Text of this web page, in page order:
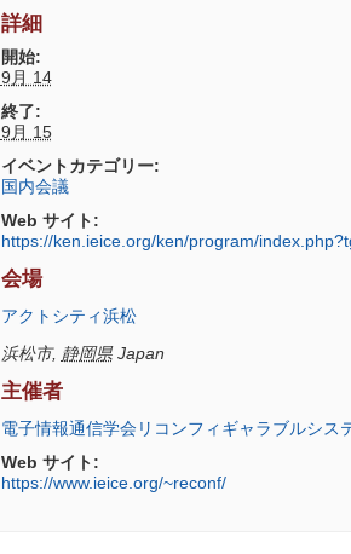
詳細
開始:
9月 14
終了:
9月 15
イベントカテゴリー:
国内会議
Web サイト:
https://ken.ieice.org/ken/program/
会場
アクトシティ浜松
浜松市, 静岡県 Japan
主催者
電子情報通信学会リコンフィギャラブルシス
Web サイト:
https://www.ieice.org/~reconf/